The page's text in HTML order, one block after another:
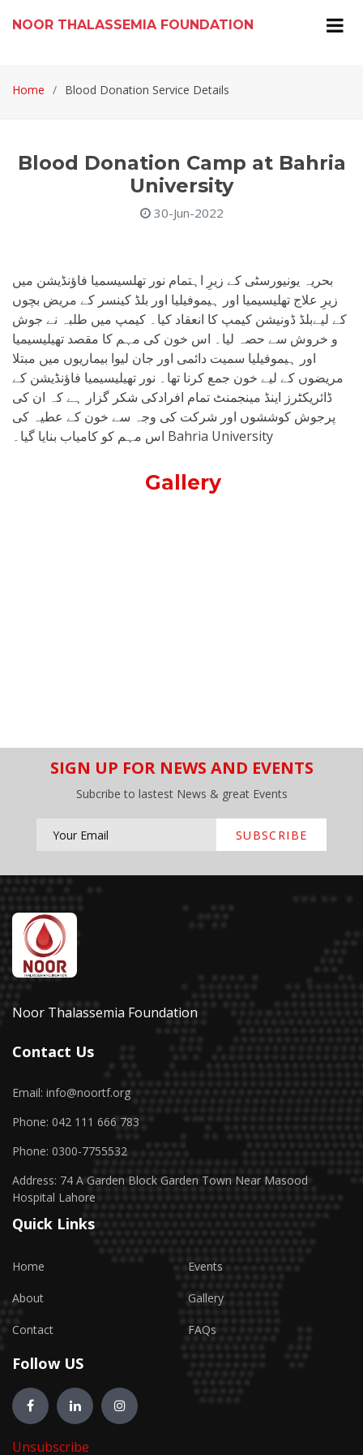
NOOR THALASSEMIA FOUNDATION
Home Blood Donation Service Details
Blood Donation Camp at Bahria
University
30-Jun-2022
بحریہ یونیورسٹی کے زیرِ اہتمام نور تھلسیسمیا فاؤنڈیشن میں
زیرِ علاج تھلیسیمیا اور ہیموفیلیا اور بلڈ کینسر کے مریض بچوں
کے لیےبلڈ ڈونیشن کیمپ کا انعقاد کیا۔ کیمپ میں طلبہ نے جوش
و خروش سے حصہ لیا۔ اس خون کی مہم کا مقصد تھیلیسیمیا
اور ہیموفیلیا سمیت دائمی اور جان لیوا بیماریوں میں مبتلا
مریضوں کے لیے خون جمع کرنا تھا۔ نور تھیلیسیمیا فاؤنڈیشن کے
ڈائریکٹرز اینڈ مینجمنٹ تمام افرادکی شکر گزار ہے کہ ان کی
پرجوش کوششوں اور شرکت کی وجہ سے خون کے عطیہ کی
اس مہم کو کامیاب بنایا گیا۔ Bahria University
Gallery
SIGN UP FOR NEWS AND EVENTS
Subcribe to lastest News & great Events
SUBSCRIBE
Noor Thalassemia Foundation
Contact Us
Email: info@noortf.org
Phone: 042 111 666 783
Phone: 0300-7755532
Address: 74 A Garden Block Garden Town Near Masood
Hospital Lahore
Quick Links
Home
About
Contact
Events
Gallery
FAQs
Follow US
Unsubscribe